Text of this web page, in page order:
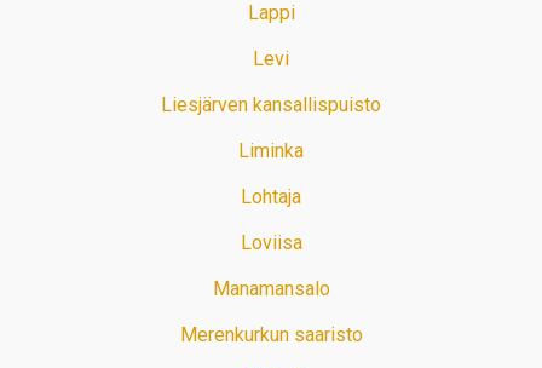
Lappi
Levi
Liesjärven kansallispuisto
Liminka
Lohtaja
Loviisa
Manamansalo
Merenkurkun saaristo